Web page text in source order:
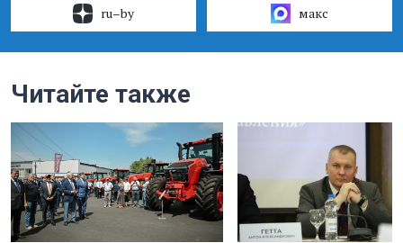
ru–by макс
Читайте также